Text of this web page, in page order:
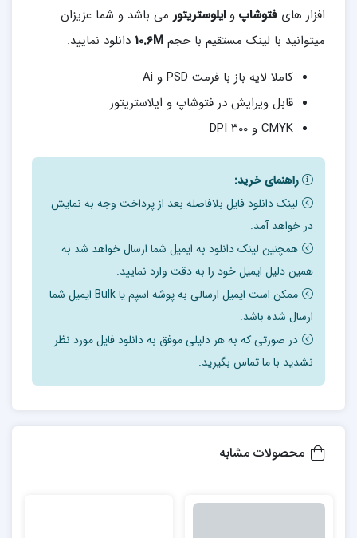
افزار های فتوشاپ وایلوستریتورمی باشد و شما عزیزان
میتوانید با لینک مستقیم با حجم 10.6M دانلود نمایید.
کاملا لایه باز با فرمت PSD و Ai
قابل ویرایش در فتوشاپ و ایلاستریتور
CMYK و ۳۰۰ DPI
راهنمای خرید:
لینک دانلود فایل بلافاصله بعد از پرداخت وجه به نمایش
در خواهد آمد.
همچنین لینک دانلود به ایمیل شما ارسال خواهد شد به
همین دلیل ایمیل خود را به دقت وارد نمایید.
ممکن است ایمیل ارسالی به پوشه اسپم یا Bulk ایمیل شما
ارسال شده باشد.
در صورتی که به هر دلیلی موفق به دانلود فایل مورد نظر
نشدید با ما تماس بگیرید.
محصولات مشابه